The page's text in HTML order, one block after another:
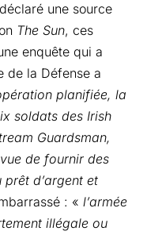
une source
The Sun, ces
enquête qui a
de la Défense a
planifiée, la
soldats des Irish
Guardsman,
de fournir des
d’argent et
: « l’armée
illégale ou